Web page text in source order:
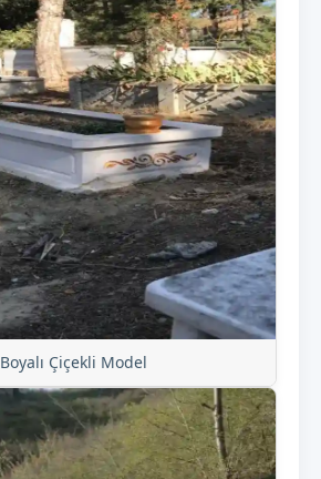
Boyalı Çiçekli Model